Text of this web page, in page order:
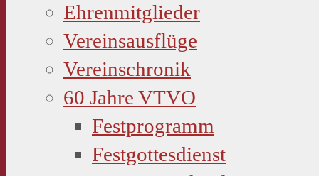
Ehrenmitglieder
Vereinsausflüge
Vereinschronik
60 Jahre VTVO
Festprogramm
Festgottesdienst